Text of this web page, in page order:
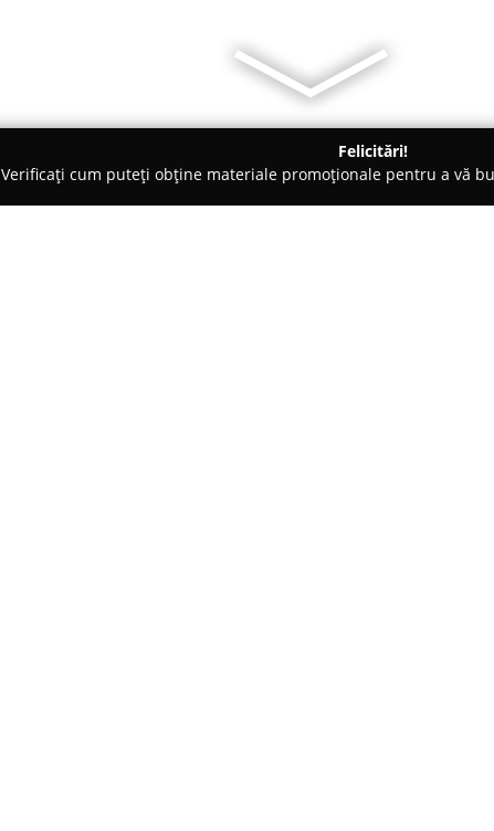
Felicitări!
Verificați cum puteți obține materiale promoționale pentru a vă